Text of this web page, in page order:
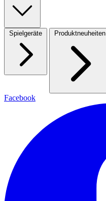
Spielgeräte Produktneuheiten
Facebook